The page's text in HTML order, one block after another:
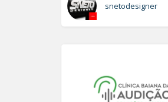
snetodesigner